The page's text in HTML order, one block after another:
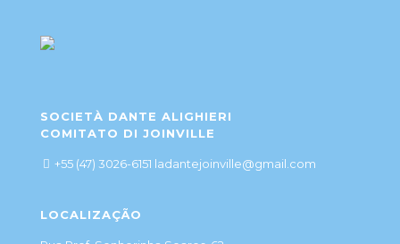
SOCIETÀ DANTE ALIGHIERI
COMITATO DI JOINVILLE
+55 (47) 3026-6151 ladantejoinville@gmail.com
LOCALIZAÇÃO